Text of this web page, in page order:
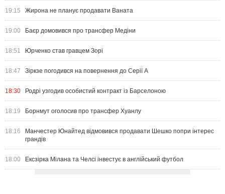
19:15 Жирона не планує продавати Ваната
19:00 Баєр домовився про трансфер Медіни
18:51 Юрченко став гравцем Зорі
18:47 Зіркзе погодився на повернення до Серії А
18:30 Родрі узгодив особистий контракт із Барселоною
18:19 Борнмут оголосив про трансфер Хуанлу
18:16
Манчестер Юнайтед відмовився продавати Шешко попри інтерес
грандів
18:00 Ексзірка Мілана та Челсі інвестує в англійський футбол